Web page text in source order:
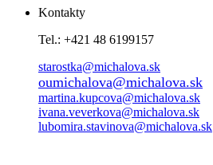
Kontakty
Tel.: +421 48 6199157
starostka@michalova.sk
oumichalova@michalova.sk
martina.kupcova@michalova.sk
ivana.veverkova@michalova.sk
lubomira.stavinova@michalova.sk